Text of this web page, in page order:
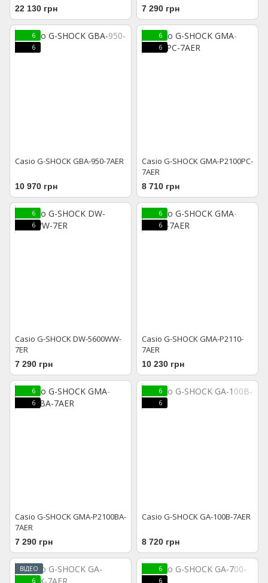
22 130 грн 7 290 грн
6
6
Casio G-SHOCK GBA-950-7AER
10 970 грн
6
6
Casio G-SHOCK GMA-P2100PC-
7AER
8 710 грн
6
6
Casio G-SHOCK DW-5600WW-
7ER
7 290 грн
6
6
Casio G-SHOCK GMA-P2110-
7AER
10 230 грн
6
6
Casio G-SHOCK GMA-P2100BA-
7AER
7 290 грн
6
6
Casio G-SHOCK GA-100B-7AER
8 720 грн
ВІДЕО
6
6
6